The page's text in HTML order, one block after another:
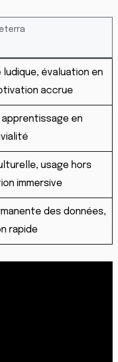
évaluation en
accrue
en
usage hors
immersive
des données,
rapide